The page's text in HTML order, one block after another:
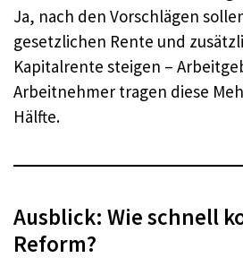
Ja, nach den Vorschlägen
gesetzlichen Rente und
Kapitalrente steigen –
Arbeitnehmer tragen diese
Hälfte.
Ausblick: Wie schnell
Reform?